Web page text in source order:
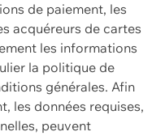
de paiement, les
acquéreurs de cartes
les informations
la politique de
générales. Afin
les données requises,
peuvent